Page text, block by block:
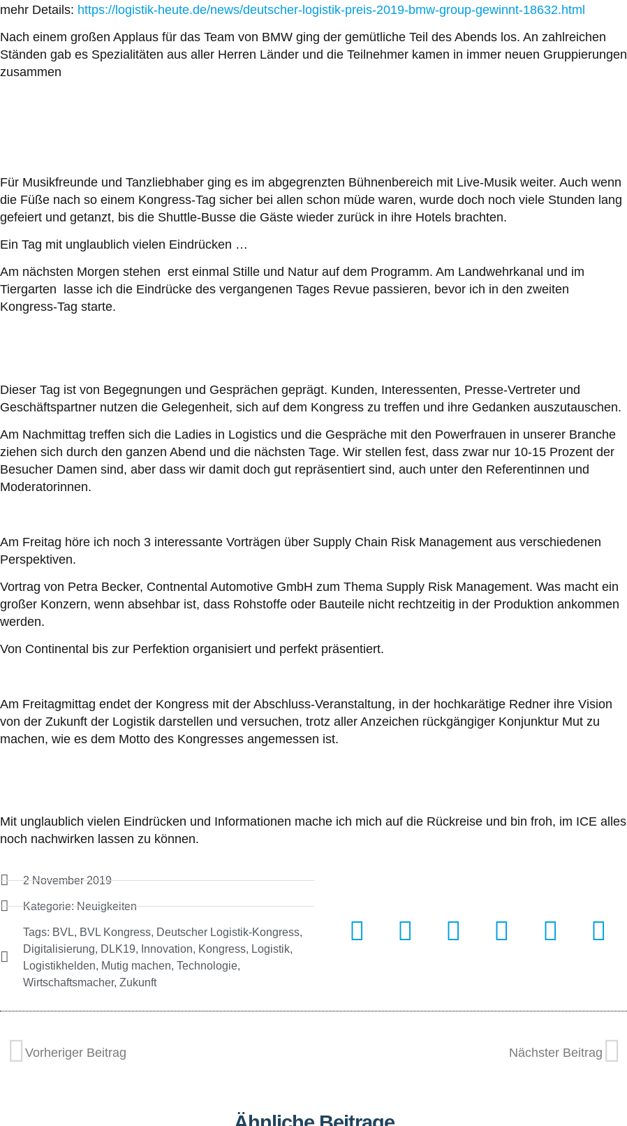
mehr Details: https://logistik-heute.de/news/deutscher-logistik-preis-2019-bmw-group-gewinnt-18632.html
Nach einem großen Applaus für das Team von BMW ging der gemütliche Teil des Abends los. An zahlreichen
Ständen gab es Spezialitäten aus aller Herren Länder und die Teilnehmer kamen in immer neuen Gruppierungen
zusammen
Für Musikfreunde und Tanzliebhaber ging es im abgegrenzten Bühnenbereich mit Live-Musik weiter. Auch wenn
die Füße nach so einem Kongress-Tag sicher bei allen schon müde waren, wurde doch noch viele Stunden lang
gefeiert und getanzt, bis die Shuttle-Busse die Gäste wieder zurück in ihre Hotels brachten.
Ein Tag mit unglaublich vielen Eindrücken …
Am nächsten Morgen stehen erst einmal Stille und Natur auf dem Programm. Am Landwehrkanal und im
Tiergarten lasse ich die Eindrücke des vergangenen Tages Revue passieren, bevor ich in den zweiten
Kongress-Tag starte.
Dieser Tag ist von Begegnungen und Gesprächen geprägt. Kunden, Interessenten, Presse-Vertreter und
Geschäftspartner nutzen die Gelegenheit, sich auf dem Kongress zu treffen und ihre Gedanken auszutauschen.
Am Nachmittag treffen sich die Ladies in Logistics und die Gespräche mit den Powerfrauen in unserer Branche
ziehen sich durch den ganzen Abend und die nächsten Tage. Wir stellen fest, dass zwar nur 10-15 Prozent der
Besucher Damen sind, aber dass wir damit doch gut repräsentiert sind, auch unter den Referentinnen und
Moderatorinnen.
Am Freitag höre ich noch 3 interessante Vorträgen über Supply Chain Risk Management aus verschiedenen
Perspektiven.
Vortrag von Petra Becker, Contnental Automotive GmbH zum Thema Supply Risk Management. Was macht ein
großer Konzern, wenn absehbar ist, dass Rohstoffe oder Bauteile nicht rechtzeitig in der Produktion ankommen
werden.
Von Continental bis zur Perfektion organisiert und perfekt präsentiert.
Am Freitagmittag endet der Kongress mit der Abschluss-Veranstaltung, in der hochkarätige Redner ihre Vision
von der Zukunft der Logistik darstellen und versuchen, trotz aller Anzeichen rückgängiger Konjunktur Mut zu
machen, wie es dem Motto des Kongresses angemessen ist.
Mit unglaublich vielen Eindrücken und Informationen mache ich mich auf die Rückreise und bin froh, im ICE alles
noch nachwirken lassen zu können.
2 November 2019
Kategorie:Neuigkeiten
Tags: BVL, BVL Kongress, Deutscher Logistik-Kongress,
Digitalisierung, DLK19, Innovation, Kongress, Logistik,
Logistikhelden, Mutig machen, Technologie,
Wirtschaftsmacher, Zukunft
Vorheriger Beitrag Nächster Beitrag